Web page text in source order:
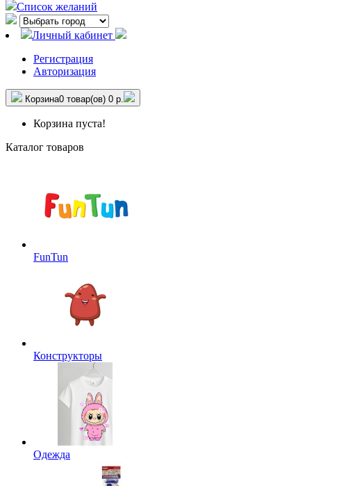
Список желаний
Личный кабинет
Регистрация
Авторизация
Корзина0 товар(ов) 0 р.
Корзина пуста!
Каталог товаров
FunTun
Конструкторы
Одежда